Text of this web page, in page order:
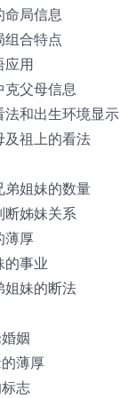
命局信息
组合特点
应用
克父母信息
和出生环境显示
及祖上的看法
弟姐妹的数量
断姊妹关系
薄厚
的事业
姐妹的断法
姻
薄厚
志